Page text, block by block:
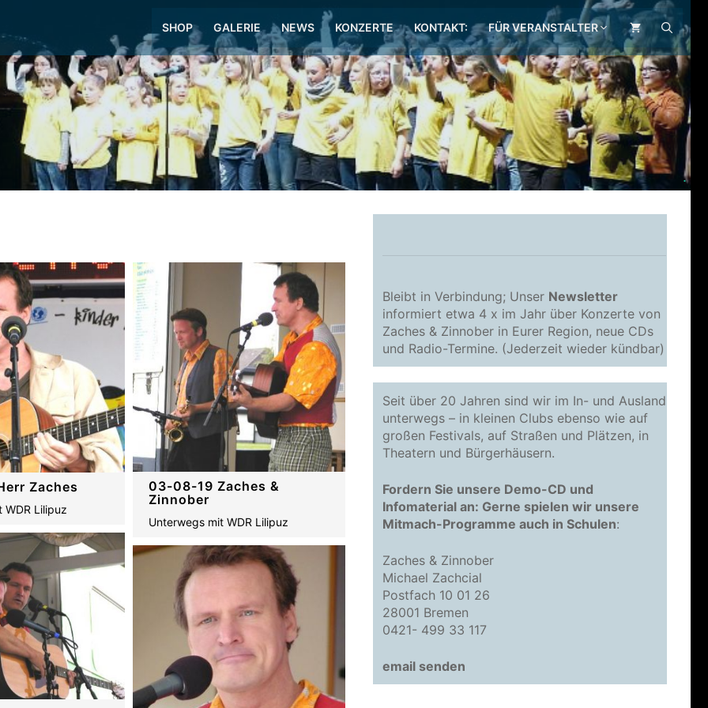
SHOP GALERIE NEWS KONZERTE KONTAKT: FÜR VERANSTALTER
.
Zaches
WDR Lilipuz
03-08-19 Zaches &
Zinnober
Unterwegs mit WDR Lilipuz
Bleibt in Verbindung; Unser Newsletter
informiert etwa 4 x im Jahr über Konzerte von
Zaches & Zinnober in Eurer Region, neue CDs
und Radio-Termine. (Jederzeit wieder kündbar)
Seit über 20 Jahren sind wir im In- und Ausland
unterwegs – in kleinen Clubs ebenso wie auf
großen Festivals, auf Straßen und Plätzen, in
Theatern und Bürgerhäusern.
Fordern Sie unsere Demo-CD und
Infomaterial an: Gerne spielen wir unsere
Mitmach-Programme auch in Schulen:
Zaches & Zinnober
Michael Zachcial
Postfach 10 01 26
28001 Bremen
0421- 499 33 117
email senden